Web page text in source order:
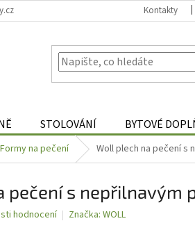
Kontakty
STOLOVÁNÍ BYTOVÉ
Formy na pečení Woll plech na pečení s
pečení s nepřilnavým
hodnocení Značka: WOLL